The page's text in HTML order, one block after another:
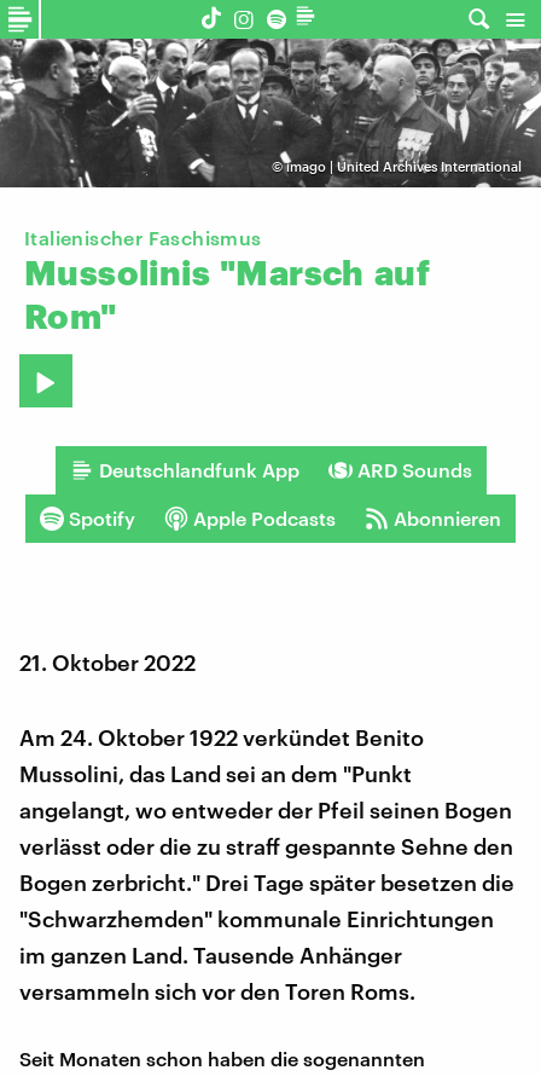
©imago | United Archives International
Italienischer Faschismus
Mussolinis "Marsch auf
Rom"
Deutschlandfunk App ARD Sounds
Spotify Apple Podcasts Abonnieren
21. Oktober 2022
Am 24. Oktober 1922 verkündet Benito
Mussolini, das Land sei an dem "Punkt
angelangt, wo entweder der Pfeil seinen Bogen
verlässt oder die zu straff gespannte Sehne den
Bogen zerbricht." Drei Tage später besetzen die
"Schwarzhemden" kommunale Einrichtungen
im ganzen Land. Tausende Anhänger
versammeln sich vor den Toren Roms.
Seit Monaten schon haben die sogenannten